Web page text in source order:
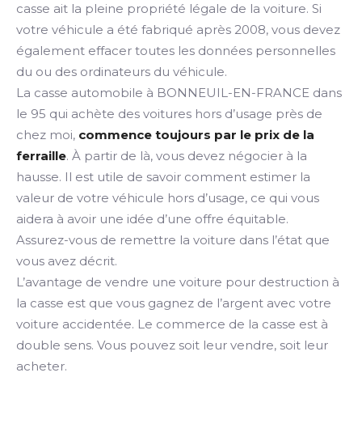
casse ait la pleine propriété légale de la voiture. Si
votre véhicule a été fabriqué après 2008, vous devez
également effacer toutes les données personnelles
du ou des ordinateurs du véhicule.
La casse automobile à BONNEUIL-EN-FRANCE dans
le 95 qui achète des voitures hors d’usage près de
chez moi, commence toujours par le prix de la
ferraille. À partir de là, vous devez négocier à la
hausse. Il est utile de savoir comment estimer la
valeur de votre véhicule hors d’usage, ce qui vous
aidera à avoir une idée d’une offre équitable.
Assurez-vous de remettre la voiture dans l’état que
vous avez décrit.
L’avantage de vendre une voiture pour destruction à
la casse est que vous gagnez de l’argent avec votre
voiture accidentée. Le commerce de la casse est à
double sens. Vous pouvez soit leur vendre, soit leur
acheter.